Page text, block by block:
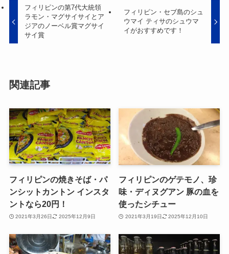
フィリピンの第7代大統領
ラモン・マグサイサイとア
ジアのノーベル賞マグサイ
サイ賞
フィリピン・セブ島のシュ
ウマイ ティサのシュウマ
イがおすすめです！
関連記事
フィリピンの焼きそば・パ
ンシットカントン インスタ
ントなら20円！
2021年3月26日 2025年12月9日
フィリピンのゲテモノ、珍
味・ディヌグアン 豚の血を
使ったシチュー
2021年3月19日 2025年12月10日